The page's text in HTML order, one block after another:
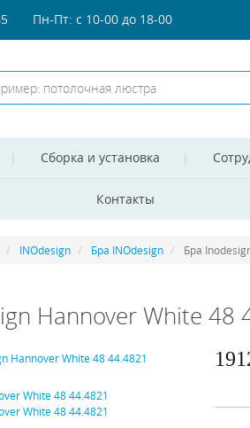
Пн-Пт: с 10-00 до 18-00
Сборка и установка
Контакты
INOdesign Бра INOdesign Бра
Hannover White 48